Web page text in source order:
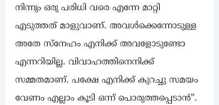
നിന്നും ഒരു പരിധി വരെ എന്നേ മാറ്റി
എടുത്തത് മാളുവാണ്. അവൾക്കെന്നോടുള്ള
അതേ സ്നേഹം എനിക്ക് അവളോടുണ്ടോ
എന്നറിയില്ല. വിവാഹത്തിനെനിക്ക്
സമ്മതമാണ്. പക്ഷേ എനിക്ക് കുറച്ചു സമയം
വേണം എല്ലാം കൂടി ഒന്ന് പൊരുത്തപ്പെടാൻ”.